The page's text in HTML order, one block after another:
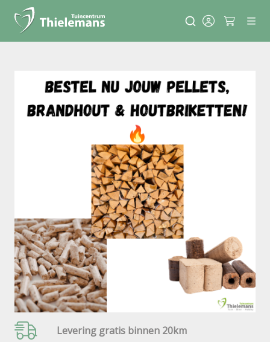
Levering gratis binnen 20km